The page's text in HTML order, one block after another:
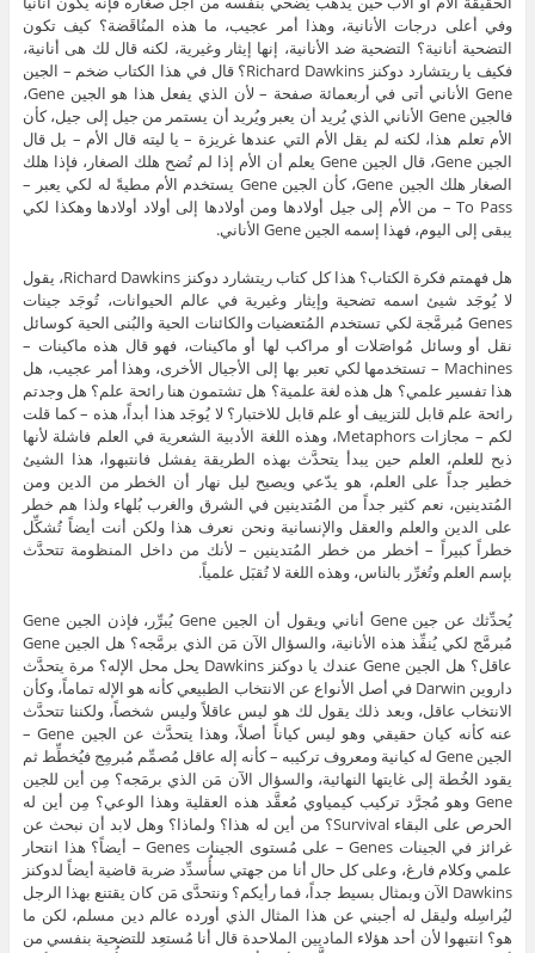
وفي أعلى درجات الأنانية، وهذا أمر عجيب، ما هذه المنُاقَضة؟ كيف تكون
التضحية أنانية؟ التضحية ضد الأنانية، إنها إيثار وغيرية، لكنه قال لك هى أنانية،
فكيف يا ريتشارد دوكنز Richard Dawkins؟ قال في هذا الكتاب ضخم – الجين
Gene الأناني أتى في أربعمائة صفحة – لأن الذي يفعل هذا هو الجين Gene،
فالجين Gene الأناني الذي يُريد أن يعبر ويُريد أن يستمر من جيل إلى جيل، كأن
الأم تعلم هذا، لكنه لم يقل الأم التي عندها غريزة – يا ليته قال الأم – بل قال
الجين Gene، قال الجين Gene يعلم أن الأم إذا لم تُضح هلك الصغار، فإذا هلك
الصغار هلك الجين Gene، كأن الجين Gene يستخدم الأم مطيةً له لكي يعبر –
To Pass – من الأم إلى جيل أولادها ومن أولادها إلى أولاد أولادها وهكذا لكي
يبقى إلى اليوم، فهذا إسمه الجين Gene الأناني.
هل فهمتم فكرة الكتاب؟ هذا كل كتاب ريتشارد دوكنز Richard Dawkins، يقول
لا يُوجَد شيئ اسمه تضحية وإيثار وغيرية في عالم الحيوانات، تُوجَد جينات
Genes مُبرمَّجة لكي تستخدم المُتعضيات والكائنات الحية والبُنى الحية كوسائل
نقل أو وسائل مُواصَلات أو مراكب لها أو ماكينات، فهو قال هذه ماكينات –
Machines – تستخدمها لكي تعبر بها إلى الأجيال الأخرى، وهذا أمر عجيب، هل
هذا تفسير علمي؟ هل هذه لغة علمية؟ هل تشتمون هنا رائحة علم؟ هل وجدتم
رائحة علم قابل للتزييف أو علم قابل للاختبار؟ لا يُوجَد هذا أبداً، هذه – كما قلت
لكم – مجازات Metaphors، وهذه اللغة الأدبية الشعرية في العلم فاشلة لأنها
ذبح للعلم، العلم حين يبدأ يتحدَّث بهذه الطريقة يفشل فانتبهوا، هذا الشيئ
خطير جداً على العلم، هو يدّعي ويصيح ليل نهار أن الخطر من الدين ومن
المُتدينين، نعم كثير جداً من المُتدينين في الشرق والغرب بُلهاء ولذا هم خطر
على الدين والعلم والعقل والإنسانية ونحن نعرف هذا ولكن أنت أيضاً تُشكِّل
خطراً كبيراً – أخطر من خطر المُتدينين – لأنك من داخل المنظومة تتحدَّث
بإسم العلم وتُغرِّر بالناس، وهذه اللغة لا تُقبَل علمياً.
يُحدِّثك عن جين Gene أناني ويقول أن الجين Gene يُبرِّر، فإذن الجين Gene
مُبرمَّج لكي يُنفِّذ هذه الأنانية، والسؤال الآن مَن الذي برمَّجه؟ هل الجين Gene
عاقل؟ هل الجين Gene عندك يا دوكنز Dawkins يحل محل الإله؟ مرة يتحدَّث
داروين Darwin في أصل الأنواع عن الانتخاب الطبيعي كأنه هو الإله تماماً، وكأن
الانتخاب عاقل، وبعد ذلك يقول لك هو ليس عاقلاً وليس شخصاً، ولكننا تتحدَّث
عنه كأنه كيان حقيقي وهو ليس كياناً أصلاً، وهذا يتحدَّث عن الجين Gene –
الجين Gene له كيانية ومعروف تركيبه – كأنه إله عاقل مُصمِّم مُبرمِج فيُخطِّط ثم
يقود الخُطة إلى غايتها النهائية، والسؤال الآن مَن الذي برمَجه؟ مِن أين للجين
Gene وهو مُجرَّد تركيب كيمياوي مُعقَّد هذه العقلية وهذا الوعي؟ مِن أين له
الحرص على البقاء Survival؟ من أين له هذا؟ ولماذا؟ وهل لابد أن نبحث عن
غرائز في الجينات Genes – على مُستوى الجينات Genes – أيضاً؟ هذا انتحار
علمي وكلام فارغ، وعلى كل حال أنا من جهتي سأُسدِّد ضربة قاضية أيضاً لدوكنز
Dawkins الآن وبمثال بسيط جداً، فما رأيكم؟ ونتحدَّى مَن كان يقتنع بهذا الرجل
ليُراسِله وليقل له أجبني عن هذا المثال الذي أورده عالم دين مسلم، لكن ما
هو؟ انتبهوا لأن أحد هؤلاء الماديين الملاحدة قال أنا مُستعِد للتضحية بنفسي من